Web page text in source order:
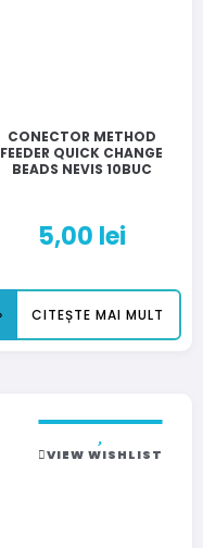
CONECTOR METHOD
FEEDER QUICK CHANGE
BEADS NEVIS 10BUC
5,00 lei
CITEȘTE MAI MULT
VIEW WISHLIST